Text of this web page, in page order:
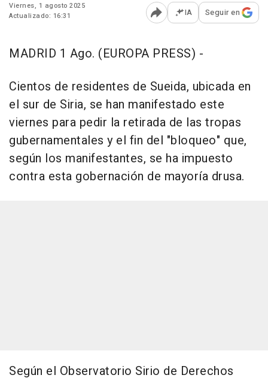
Viernes, 1 agosto 2025
Actualizado: 16:31
Abrir opciones para
IA Seguir en
MADRID 1 Ago. (EUROPA PRESS) -
Cientos de residentes de Sueida, ubicada en
el sur de Siria, se han manifestado este
viernes para pedir la retirada de las tropas
gubernamentales y el fin del "bloqueo" que,
según los manifestantes, se ha impuesto
contra esta gobernación de mayoría drusa.
Según el Observatorio Sirio de Derechos